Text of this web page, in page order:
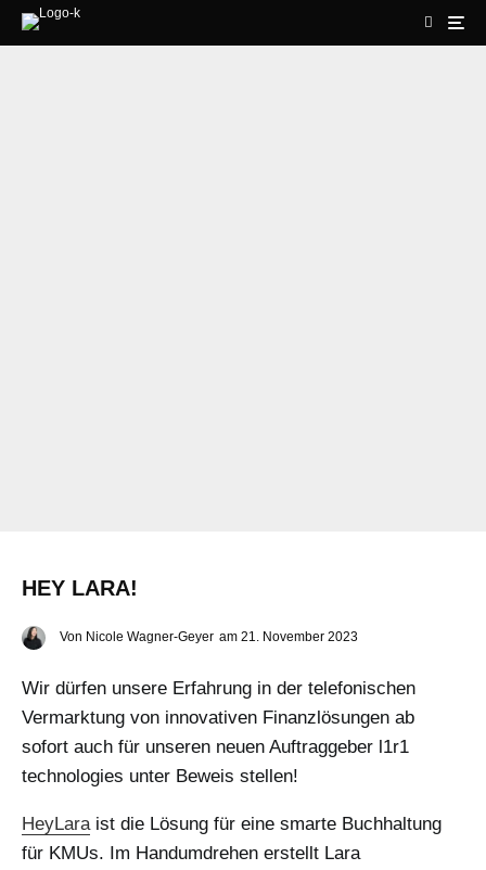
HEY LARA!
Von Nicole Wagner-Geyer am 21. November 2023
Wir dürfen unsere Erfahrung in der telefonischen
Vermarktung von innovativen Finanzlösungen ab
sofort auch für unseren neuen Auftraggeber l1r1
technologies unter Beweis stellen!
HeyLara ist die Lösung für eine smarte Buchhaltung
für KMUs. Im Handumdrehen erstellt Lara